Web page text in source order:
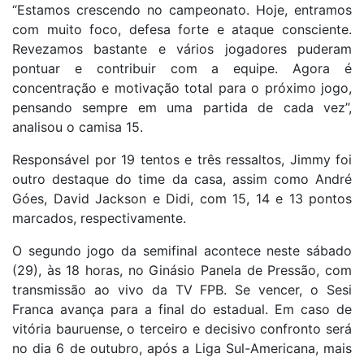
“Estamos crescendo no campeonato. Hoje, entramos
com muito foco, defesa forte e ataque consciente.
Revezamos bastante e vários jogadores puderam
pontuar e contribuir com a equipe. Agora é
concentração e motivação total para o próximo jogo,
pensando sempre em uma partida de cada vez”,
analisou o camisa 15.
Responsável por 19 tentos e três ressaltos, Jimmy foi
outro destaque do time da casa, assim como André
Góes, David Jackson e Didi, com 15, 14 e 13 pontos
marcados, respectivamente.
O segundo jogo da semifinal acontece neste sábado
(29), às 18 horas, no Ginásio Panela de Pressão, com
transmissão ao vivo da TV FPB. Se vencer, o Sesi
Franca avança para a final do estadual. Em caso de
vitória bauruense, o terceiro e decisivo confronto será
no dia 6 de outubro, após a Liga Sul-Americana, mais